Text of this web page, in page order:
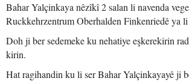
Bahar Yalçinkaya nêzîkî 2 salan li navenda
Ruckkehrzentrum Oberhalden Finkenriedê ya
Doh ji ber sedemeke ku nehatiye eşkerekirin
kirin.
Hat ragihandin ku li ser Bahar Yalçinkayayê ji